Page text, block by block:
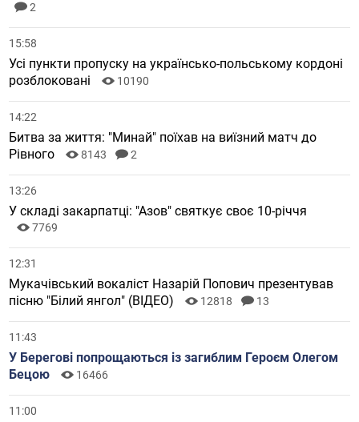
2
15:58
Усі пункти пропуску на українсько-польському кордоні
розблоковані
10190
14:22
Битва за життя: "Минай" поїхав на виїзний матч до
Рівного
8143 2
13:26
У складі закарпатці: "Азов" святкує своє 10-річчя
7769
12:31
Мукачівський вокаліст Назарій Попович презентував
пісню "Білий янгол" (ВІДЕО)
12818 13
11:43
У Берегові попрощаються із загиблим Героєм Олегом
Бецою
16466
11:00